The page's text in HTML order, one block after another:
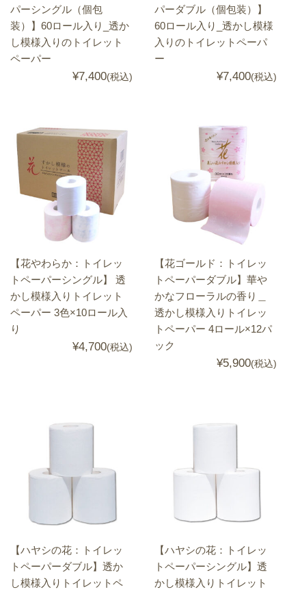
パーシングル（個包
装）】60ロール入り_透か
し模様入りのトイレット
ペーパー
¥7,400(税込)
パーダブル（個包装）】
60ロール入り_透かし模様
入りのトイレットペーパ
ー
¥7,400(税込)
【花やわらか：トイレッ
トペーパーシングル】 透
かし模様入りトイレット
ペーパー 3色×10ロール入
り
¥4,700(税込)
【花ゴールド：トイレッ
トペーパーダブル】華や
かなフローラルの香り＿
透かし模様入りトイレッ
トペーパー 4ロール×12パ
ック
¥5,900(税込)
【ハヤシの花：トイレッ
トペーパーダブル】透か
し模様入りトイレットペ
【ハヤシの花：トイレッ
トペーパーシングル】透
かし模様入りトイレット